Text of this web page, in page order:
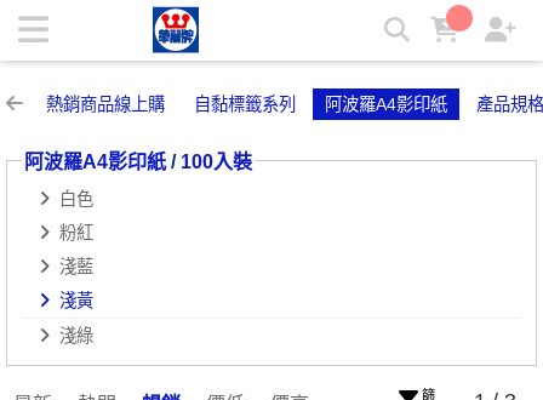
淺黃 | 華麗牌自粘標籤
熱銷商品線上購 自黏標籤系列 阿波羅A4影印紙 產品規
阿波羅A4影印紙/ 100入裝
白色
粉紅
淺藍
淺黃
淺綠